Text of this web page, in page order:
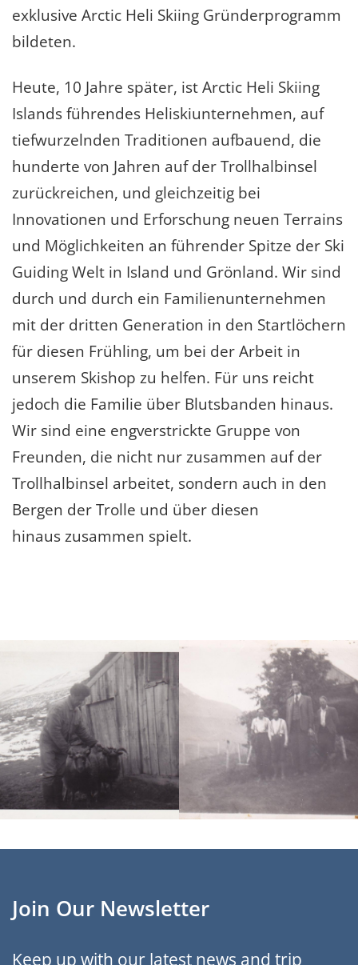
exklusive Arctic Heli Skiing Gründerprogramm
bildeten.
Heute, 10 Jahre später, ist Arctic Heli Skiing
Islands führendes Heliskiunternehmen, auf
tiefwurzelnden Traditionen aufbauend, die
hunderte von Jahren auf der Trollhalbinsel
zurückreichen, und gleichzeitig bei
Innovationen und Erforschung neuen Terrains
und Möglichkeiten an führender Spitze der Ski
Guiding Welt in Island und Grönland. Wir sind
durch und durch ein Familienunternehmen
mit der dritten Generation in den Startlöchern
für diesen Frühling, um bei der Arbeit in
unserem Skishop zu helfen. Für uns reicht
jedoch die Familie über Blutsbanden hinaus.
Wir sind eine engverstrickte Gruppe von
Freunden, die nicht nur zusammen auf der
Trollhalbinsel arbeitet, sondern auch in den
Bergen der Trolle und über diesen
hinaus zusammen spielt.
Join Our Newsletter
Keep up with our latest news and trip